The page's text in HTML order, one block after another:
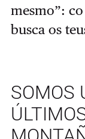
mesmo”:
busca os
SOMOS